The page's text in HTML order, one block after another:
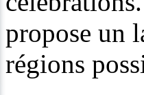
propose un
régions